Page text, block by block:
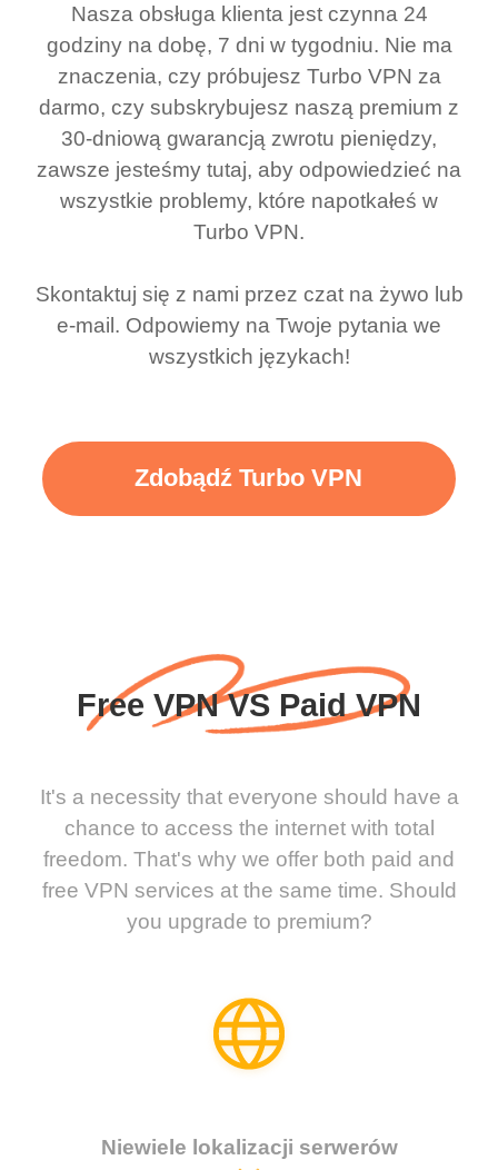
Nasza obsługa klienta jest czynna 24
godziny na dobę, 7 dni w tygodniu. Nie ma
znaczenia, czy próbujesz Turbo VPN za
darmo, czy subskrybujesz naszą premium z
30-dniową gwarancją zwrotu pieniędzy,
zawsze jesteśmy tutaj, aby odpowiedzieć na
wszystkie problemy, które napotkałeś w
Turbo VPN.
Skontaktuj się z nami przez czat na żywo lub
e-mail. Odpowiemy na Twoje pytania we
wszystkich językach!
Zdobądź Turbo VPN
Free VPN VS Paid VPN
It's a necessity that everyone should have a
chance to access the internet with total
freedom. That's why we offer both paid and
free VPN services at the same time. Should
you upgrade to premium?
Niewiele lokalizacji serwerów